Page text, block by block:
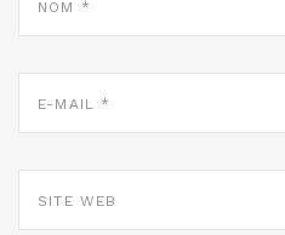
MAIL
WEB